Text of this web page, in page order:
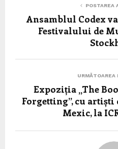
POSTAREA
Ansamblul Codex
Festivalului de
URMĂTOAREA
Expoziția „The
Forgetting”, cu artiști
Mexic, la